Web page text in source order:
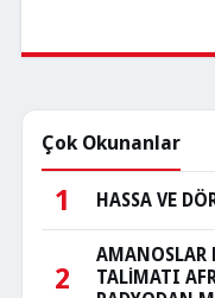
Çok Okunanlar
1 HASSA VE
2
AMANOSLAR
TALİMATI